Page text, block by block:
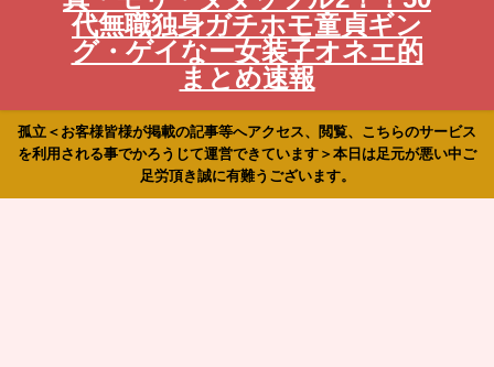
代無職独身ガチホモ童貞ギン
グ・ゲイなー女装子オネエ的
まとめ速報
孤立＜お客様皆様が掲載の記事等へアクセス、閲覧、こちらのサービス
を利用される事でかろうじて運営できています＞本日は足元が悪い中ご
足労頂き誠に有難うございます。